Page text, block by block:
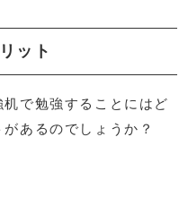
ット
で勉強することにはど
あるのでしょうか？